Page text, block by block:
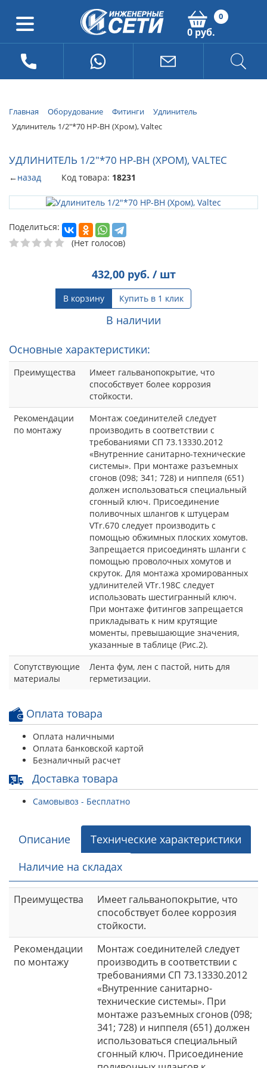
0
0 руб.
Главная Оборудование Фитинги
Удлинитель
Удлинитель 1/2"*70 НР-ВН (Хром), Valtec
УДЛИНИТЕЛЬ 1/2"*70 НР-ВН (ХРОМ), VALTEC
←назад Код товара: 18231
Поделиться:
(Нет голосов)
432,00руб. / шт
В корзину Купить в 1 клик
В наличии
Основные характеристики:
Преимущества
Имеет гальванопокрытие, что
способствует более коррозия
стойкости.
Рекомендации
по монтажу
Монтаж соединителей следует
производить в соответствии с
требованиями СП 73.13330.2012
«Внутренние санитарно-технические
системы». При монтаже разъемных
сгонов (098; 341; 728) и ниппеля (651)
должен использоваться специальный
сгонный ключ. Присоединение
поливочных шлангов к штуцерам
VTr.670 следует производить с
помощью обжимных плоских хомутов.
Запрещается присоединять шланги с
помощью проволочных хомутов и
скруток. Для монтажа хромированных
удлинителей VTr.198C следует
использовать шестигранный ключ.
При монтаже фитингов запрещается
прикладывать к ним крутящие
моменты, превышающие значения,
указанные в таблице (Рис.2).
Сопутствующие
материалы
Лента фум, лен с пастой, нить для
герметизации.
Оплата товара
Оплата наличными
Оплата банковской картой
Безналичный расчет
Доставка товара
Самовывоз - Бесплатно
Описание
Технические характеристики
Наличие на складах
Преимущества
Имеет гальванопокрытие, что
способствует более коррозия
стойкости.
Рекомендации
по монтажу
Монтаж соединителей следует
производить в соответствии с
требованиями СП 73.13330.2012
«Внутренние санитарно-
технические системы». При
монтаже разъемных сгонов (098;
341; 728) и ниппеля (651) должен
использоваться специальный
сгонный ключ. Присоединение